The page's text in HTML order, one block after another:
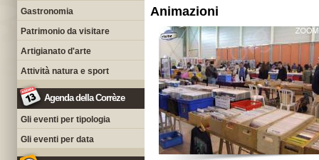
Gastronomia
Patrimonio da visitare
Artigianato d'arte
Attività natura e sport
Agenda della Corrèze
Gli eventi per tipologia
Gli eventi per data
Animazioni